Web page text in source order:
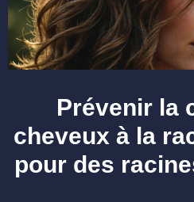
Prévenir la
cheveux à la
pour des